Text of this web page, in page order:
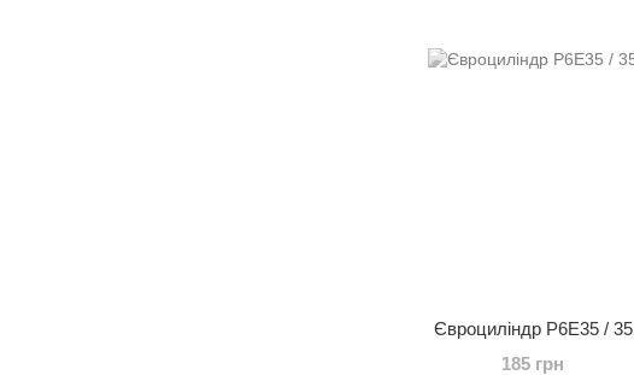
Євроциліндр P6E35 / 35
185 грн